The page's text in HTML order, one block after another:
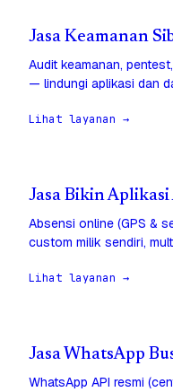
Jasa Keamanan
Audit keamanan,
— lindungi aplikasi dan
Lihat layanan →
Jasa Bikin
Absensi online (GPS &
custom milik sendiri,
Lihat layanan →
Jasa WhatsApp
WhatsApp API resmi